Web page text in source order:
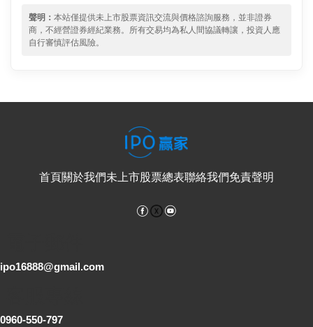
聲明： 本站僅提供未上市股票資訊交流與價格諮詢服務，並非證券
商，不經營證券經紀業務。所有交易均為私人間協議轉讓，投資人應
自行審慎評估風險。
首頁關於我們未上市股票總表聯絡我們免責聲明
Facebook
ipo16888@gmail.com
0960-550-797